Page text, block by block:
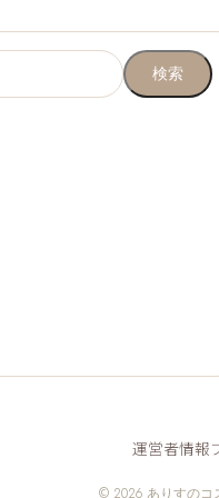
検索
運営者情報
© 2026 ありすのコ